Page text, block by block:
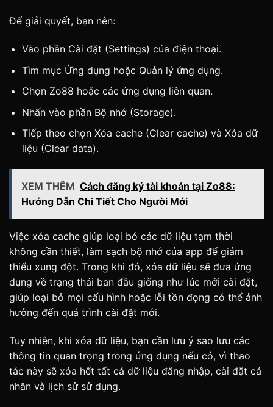
Để giải quyết, bạn nên:
Vào phần Cài đặt (Settings) của điện thoại.
Tìm mục Ứng dụng hoặc Quản lý ứng dụng.
Chọn Zo88 hoặc các ứng dụng liên quan.
Nhấn vào phần Bộ nhớ (Storage).
Tiếp theo chọn Xóa cache (Clear cache) và Xóa dữ
liệu (Clear data).
XEM THÊM Cách đăng ký tài khoản tại Zo88:
Hướng Dẫn Chi Tiết Cho Người Mới
Việc xóa cache giúp loại bỏ các dữ liệu tạm thời
không cần thiết, làm sạch bộ nhớ của app để giảm
thiểu xung đột. Trong khi đó, xóa dữ liệu sẽ đưa ứng
dụng về trạng thái ban đầu giống như lúc mới cài đặt,
giúp loại bỏ mọi cấu hình hoặc lỗi tồn đọng có thể ảnh
hưởng đến quá trình cài đặt mới.
Tuy nhiên, khi xóa dữ liệu, bạn cần lưu ý sao lưu các
thông tin quan trọng trong ứng dụng nếu có, vì thao
tác này sẽ xóa hết tất cả dữ liệu đăng nhập, cài đặt cá
nhân và lịch sử sử dụng.